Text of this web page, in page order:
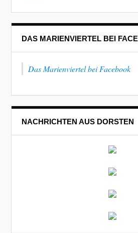
DAS MARIENVIERTEL BEI
Das Marienviertel bei Facebook
NACHRICHTEN AUS DORSTEN